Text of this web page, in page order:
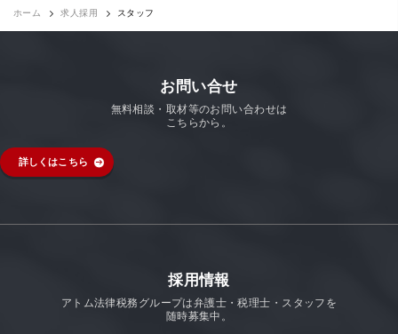
ホーム 求人採用 スタッフ
お問い合せ
無料相談・取材等のお問い合わせは
こちらから。
詳しくはこちら
採用情報
アトム法律税務グループは弁護士・税理士・スタッフを
随時募集中。